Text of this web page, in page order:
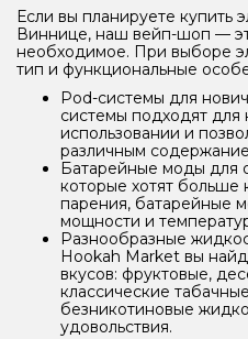
Если вы планируете купить
Виннице, наш вейп-шоп —
необходимое. При выборе
тип и функциональные
Pod-системы для
системы подходят
использовании и
различным
Батарейные моды для
которые хотят больше
парения, батарейные
мощности и
Разнообразные
Hookah Market вы
вкусов: фруктовые,
классические
безникотиновые
удовольствия.